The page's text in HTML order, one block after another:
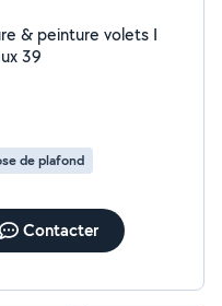
façade Espace verts petit travaux 39
de plafond
Contacter